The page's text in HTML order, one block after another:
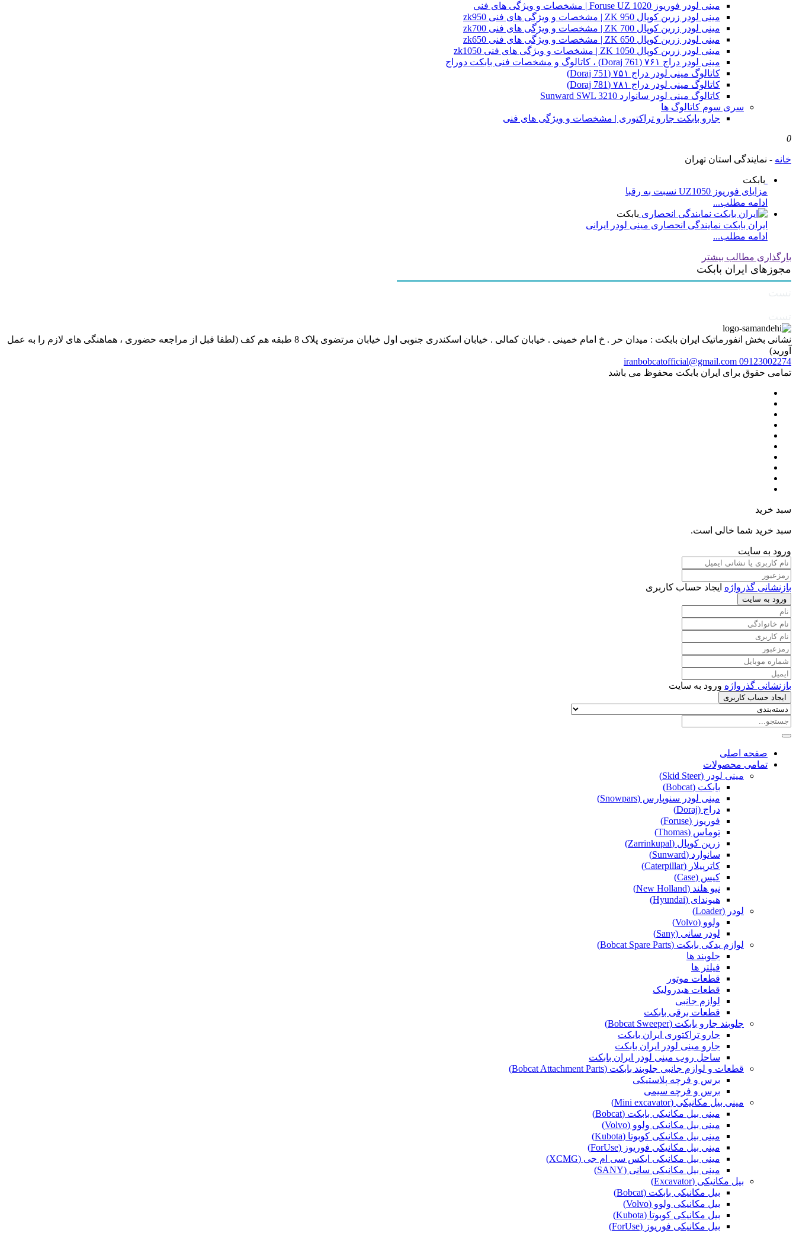
مینی لودر فوریوز Foruse UZ 1020 | مشخصات و ویژگی های فنی
مینی لودر زرین کوپال ZK 950 | مشخصات و ویژگی های فنی zk950
مینی لودر زرین کوپال ZK 700 | مشخصات و ویژگی های فنی zk700
مینی لودر زرین کوپال ZK 650 | مشخصات و ویژگی های فنی zk650
مینی لودر زرین کوپال ZK 1050 | مشخصات و ویژگی های فنی zk1050
مینی لودر دراج ۷۶۱ (Doraj 761) ، کاتالوگ و مشخصات فنی بابکت دوراج
کاتالوگ مینی لودر دراج ۷۵۱ (Doraj 751)
کاتالوگ مینی لودر دراج ۷۸۱ (Doraj 781)
کاتالوگ مینی لودر سانوارد Sunward SWL 3210
سری سوم کاتالوگ ها
جارو بابکت جارو تراکتوری | مشخصات و ویژگی های فنی
0
خانه - نمایندگی استان تهران
بابکت
مزایای فوریوز UZ1050 نسبت به رقبا
ادامه مطلب...
بابکت
ایران بابکت نمایندگی انحصاری مینی لودر ایرانی
ادامه مطلب...
بارگذاری مطالب بیشتر
مجوزهای ایران بابکت
نشانی بخش انفورماتیک ایران بابکت : میدان حر . خ امام خمینی . خیابان کمالی . خیابان اسکندری جنوبی اول خیابان مرتضوی پلاک 8 طبقه هم کف (لطفا قبل از مراجعه حضوری ، هماهنگی های لازم را به عمل
آورید)
09123002274
iranbobcatofficial@gmail.com
تمامی حقوق برای ایران بابکت محفوظ می باشد
سبد خرید
سبد خرید شما خالی است.
ورود به سایت
بازنشانی گذرواژه ایجاد حساب کاربری
ورود به سایت
بازنشانی گذرواژه ورود به سایت
ایجاد حساب کاربری
صفحه اصلی
تمامی محصولات
مینی لودر (Skid Steer)
بابکت (Bobcat)
مینی لودر سنوپارس (Snowpars)
دراج (Doraj)
فوریوز (Foruse)
توماس (Thomas)
زرین کوپال (Zarrinkupal)
سانوارد (Sunward)
کاترپیلار (Caterpillar)
کیس (Case)
نیو هلند (New Holland)
هیوندای (Hyundai)
لودر (Loader)
ولوو (Volvo)
لودر سانی (Sany)
لوازم یدکی بابکت (Bobcat Spare Parts)
جلوبند ها
فیلتر ها
قطعات موتور
قطعات هیدرولیک
لوازم جانبی
قطعات برقی بابکت
جلوبند جارو بابکت (Bobcat Sweeper)
جارو تراکتوری ایران بابکت
جارو مینی لودر ایران بابکت
ساحل روب مینی لودر ایران بابکت
قطعات و لوازم جانبی جلوبند بابکت (Bobcat Attachment Parts)
برس و فرچه پلاستیکی
برس و فرچه سیمی
مینی بیل مکانیکی (Mini excavator)
مینی بیل مکانیکی بابکت (Bobcat)
مینی بیل مکانیکی ولوو (Volvo)
مینی بیل مکانیکی کوبوتا (Kubota)
مینی بیل مکانیکی فوریوز (ForUse)
مینی بیل مکانیکی ایکس سی ام جی (XCMG)
مینی بیل مکانیکی سانی (SANY)
بیل مکانیکی (Excavator)
بیل مکانیکی بابکت (Bobcat)
بیل مکانیکی ولوو (Volvo)
بیل مکانیکی کوبوتا (Kubota)
بیل مکانیکی فوریوز (ForUse)